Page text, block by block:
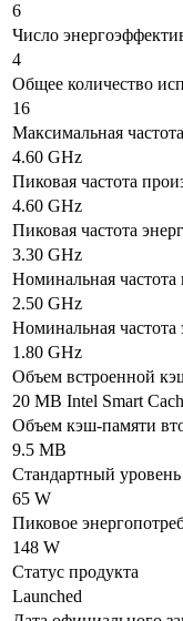
6
Число
4
Общее количество
16
Максимальная
4.60 GHz
Пиковая частота
4.60 GHz
Пиковая частота
3.30 GHz
Номинальная
2.50 GHz
Номинальная
1.80 GHz
Объем встроенной
20 MB Intel Smart
Объем кэш-памяти
9.5 MB
Стандартный
65 W
Пиковое
148 W
Статус продукта
Launched